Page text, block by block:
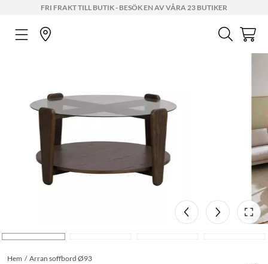
FRI FRAKT TILL BUTIK - BESÖK EN AV VÅRA 23 BUTIKER
Hem Arran soffbord Ø93